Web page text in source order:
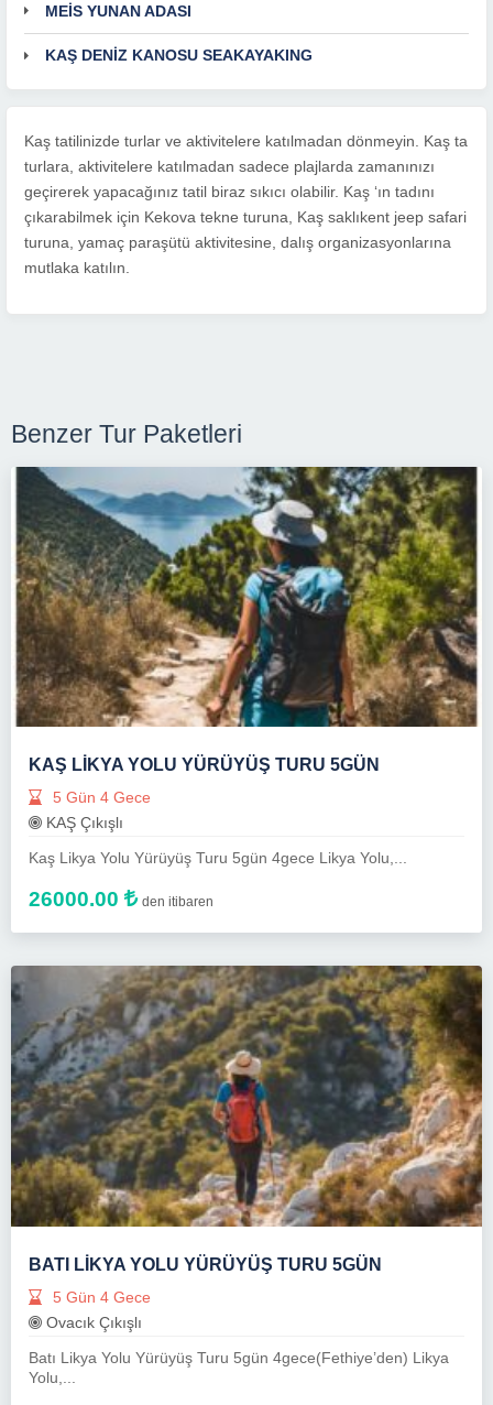
MEİS YUNAN ADASI
KAŞ DENİZ KANOSU SEAKAYAKING
Kaş tatilinizde turlar ve aktivitelere katılmadan dönmeyin. Kaş ta
turlara, aktivitelere katılmadan sadece plajlarda zamanınızı
geçirerek yapacağınız tatil biraz sıkıcı olabilir. Kaş ‘ın tadını
çıkarabilmek için Kekova tekne turuna, Kaş saklıkent jeep safari
turuna, yamaç paraşütü aktivitesine, dalış organizasyonlarına
mutlaka katılın.
Benzer Tur Paketleri
KAŞ LIKYA YOLU YÜRÜYÜŞ TURU 5GÜN
5 Gün 4 Gece
KAŞ Çıkışlı
Kaş Likya Yolu Yürüyüş Turu 5gün 4gece Likya Yolu,...
26000.00 den itibaren
BATI LIKYA YOLU YÜRÜYÜŞ TURU 5GÜN
5 Gün 4 Gece
Ovacık Çıkışlı
Batı Likya Yolu Yürüyüş Turu 5gün 4gece(Fethiye’den) Likya
Yolu,...